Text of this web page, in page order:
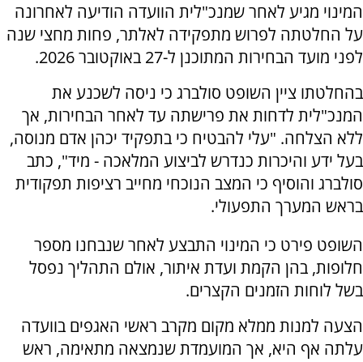
המינוי מגיע לאחר שמנכ"לית הוועדה הודיעה לאחרונה
על החלטתה לפרוש מתפקידה לאלתר, פחות מחצי שנה
לפני מועד הבחירות המתוכנן ל-27 באוקטובר 2026.
בהחלטתו ציין השופט סולברג כי ניסה לשכנע את
המנכ"לית לדחות את פרישתה עד לאחר הבחירות, אך
ללא הצלחה. "עלי להבטיח כי בתפקיד יכהן אדם מנוסה,
בעל ידע והיכרות כנדרש לביצוע המלאכה - מיד", כתב
סולברג והוסיף כי המצב הנוכחי מחייב רציפות תפקודית
בראש המערך התפעולי.
השופט פירט כי המינוי התבצע לאחר שנבחנו מספר
חלופות, בהן הקמת ועדת איתור, אולם התהליך נפסל
בשל לוחות הזמנים הקצרים.
הצעה למנות ממלא מקום מקרב ראשי האגפים בוועדה
עלתה אף היא, אך המועמדת שנמצאה מתאימה, ראש